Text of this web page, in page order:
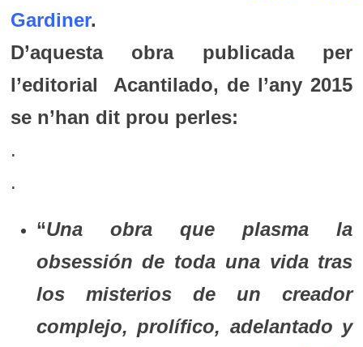
Gardiner.
D’aquesta obra publicada per
l’editorial Acantilado, de l’any 2015
se n’han dit prou perles:
.
.
“Una obra que plasma la
obsessión de toda una vida tras
los misterios de un creador
complejo, prolífico, adelantado y